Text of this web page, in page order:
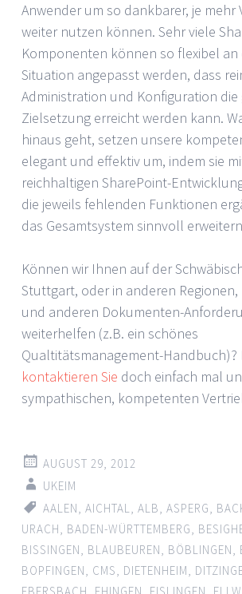
Anwender um so dankbarer, je mehr
weiter nutzen können. Sehr viele
Komponenten können so flexibel an
Situation angepasst werden, dass
Administration und Konfiguration
Zielsetzung erreicht werden kann.
hinaus geht, setzen unsere
elegant und effektiv um, indem sie
reichhaltigen SharePoint-
die jeweils fehlenden Funktionen
das Gesamtsystem sinnvoll
Können wir Ihnen auf der
Stuttgart, oder in anderen Regionen,
und anderen Dokumenten-
weiterhelfen (z.B. ein schönes
Qualtitätsmanagement-Handbuch)?
kontaktieren Sie doch einfach mal
sympathischen, kompetenten
AUGUST 29, 2012
UKEIM
AALEN, AICHTAL, ALB, ASPERG,
URACH, BADEN-WÜRTTEMBERG,
BISSINGEN, BLAUBEUREN, BÖBLINGEN,
BOPFINGEN, CMS, DIETENHEIM,